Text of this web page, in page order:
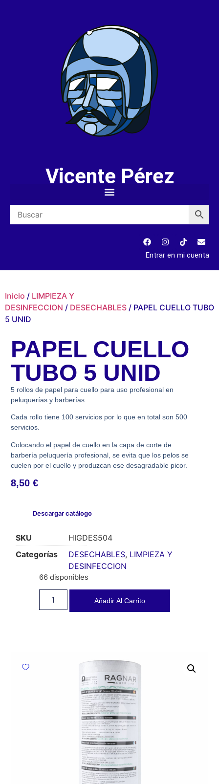
Vicente Pérez
Entrar en mi cuenta
Inicio / LIMPIEZA Y
DESINFECCION / DESECHABLES / PAPEL CUELLO TUBO
5 UNID
PAPEL CUELLO
TUBO 5 UNID
5 rollos de papel para cuello para uso profesional en
peluquerías y barberías.
Cada rollo tiene 100 servicios por lo que en total son 500
servicios.
Colocando el papel de cuello en la capa de corte de
barbería peluquería profesional, se evita que los pelos se
cuelen por el cuello y produzcan ese desagradable picor.
8,50€
Descargar catálogo
SKU
HIGDES504
Categorías
DESECHABLES, LIMPIEZA Y
DESINFECCION
66 disponibles
Añadir Al Carrito